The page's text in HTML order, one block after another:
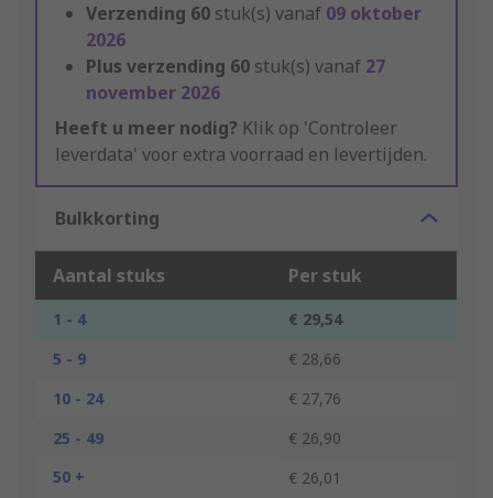
Verzending 60 stuk(s) vanaf 09 oktober
2026
Plus verzending 60 stuk(s) vanaf 27
november 2026
Heeft u meer nodig? Klik op 'Controleer
leverdata' voor extra voorraad en levertijden.
Bulkkorting
Aantal stuks Per stuk
1 - 4
€ 29,54
5 - 9
€ 28,66
10 - 24
€ 27,76
25 - 49
€ 26,90
50 +
€ 26,01